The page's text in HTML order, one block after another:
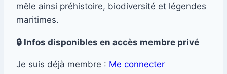
mêle ainsi préhistoire, biodiversité et légendes
maritimes.
🔒 Infos disponibles en accès membre privé
Je suis déjà membre : Me connecter